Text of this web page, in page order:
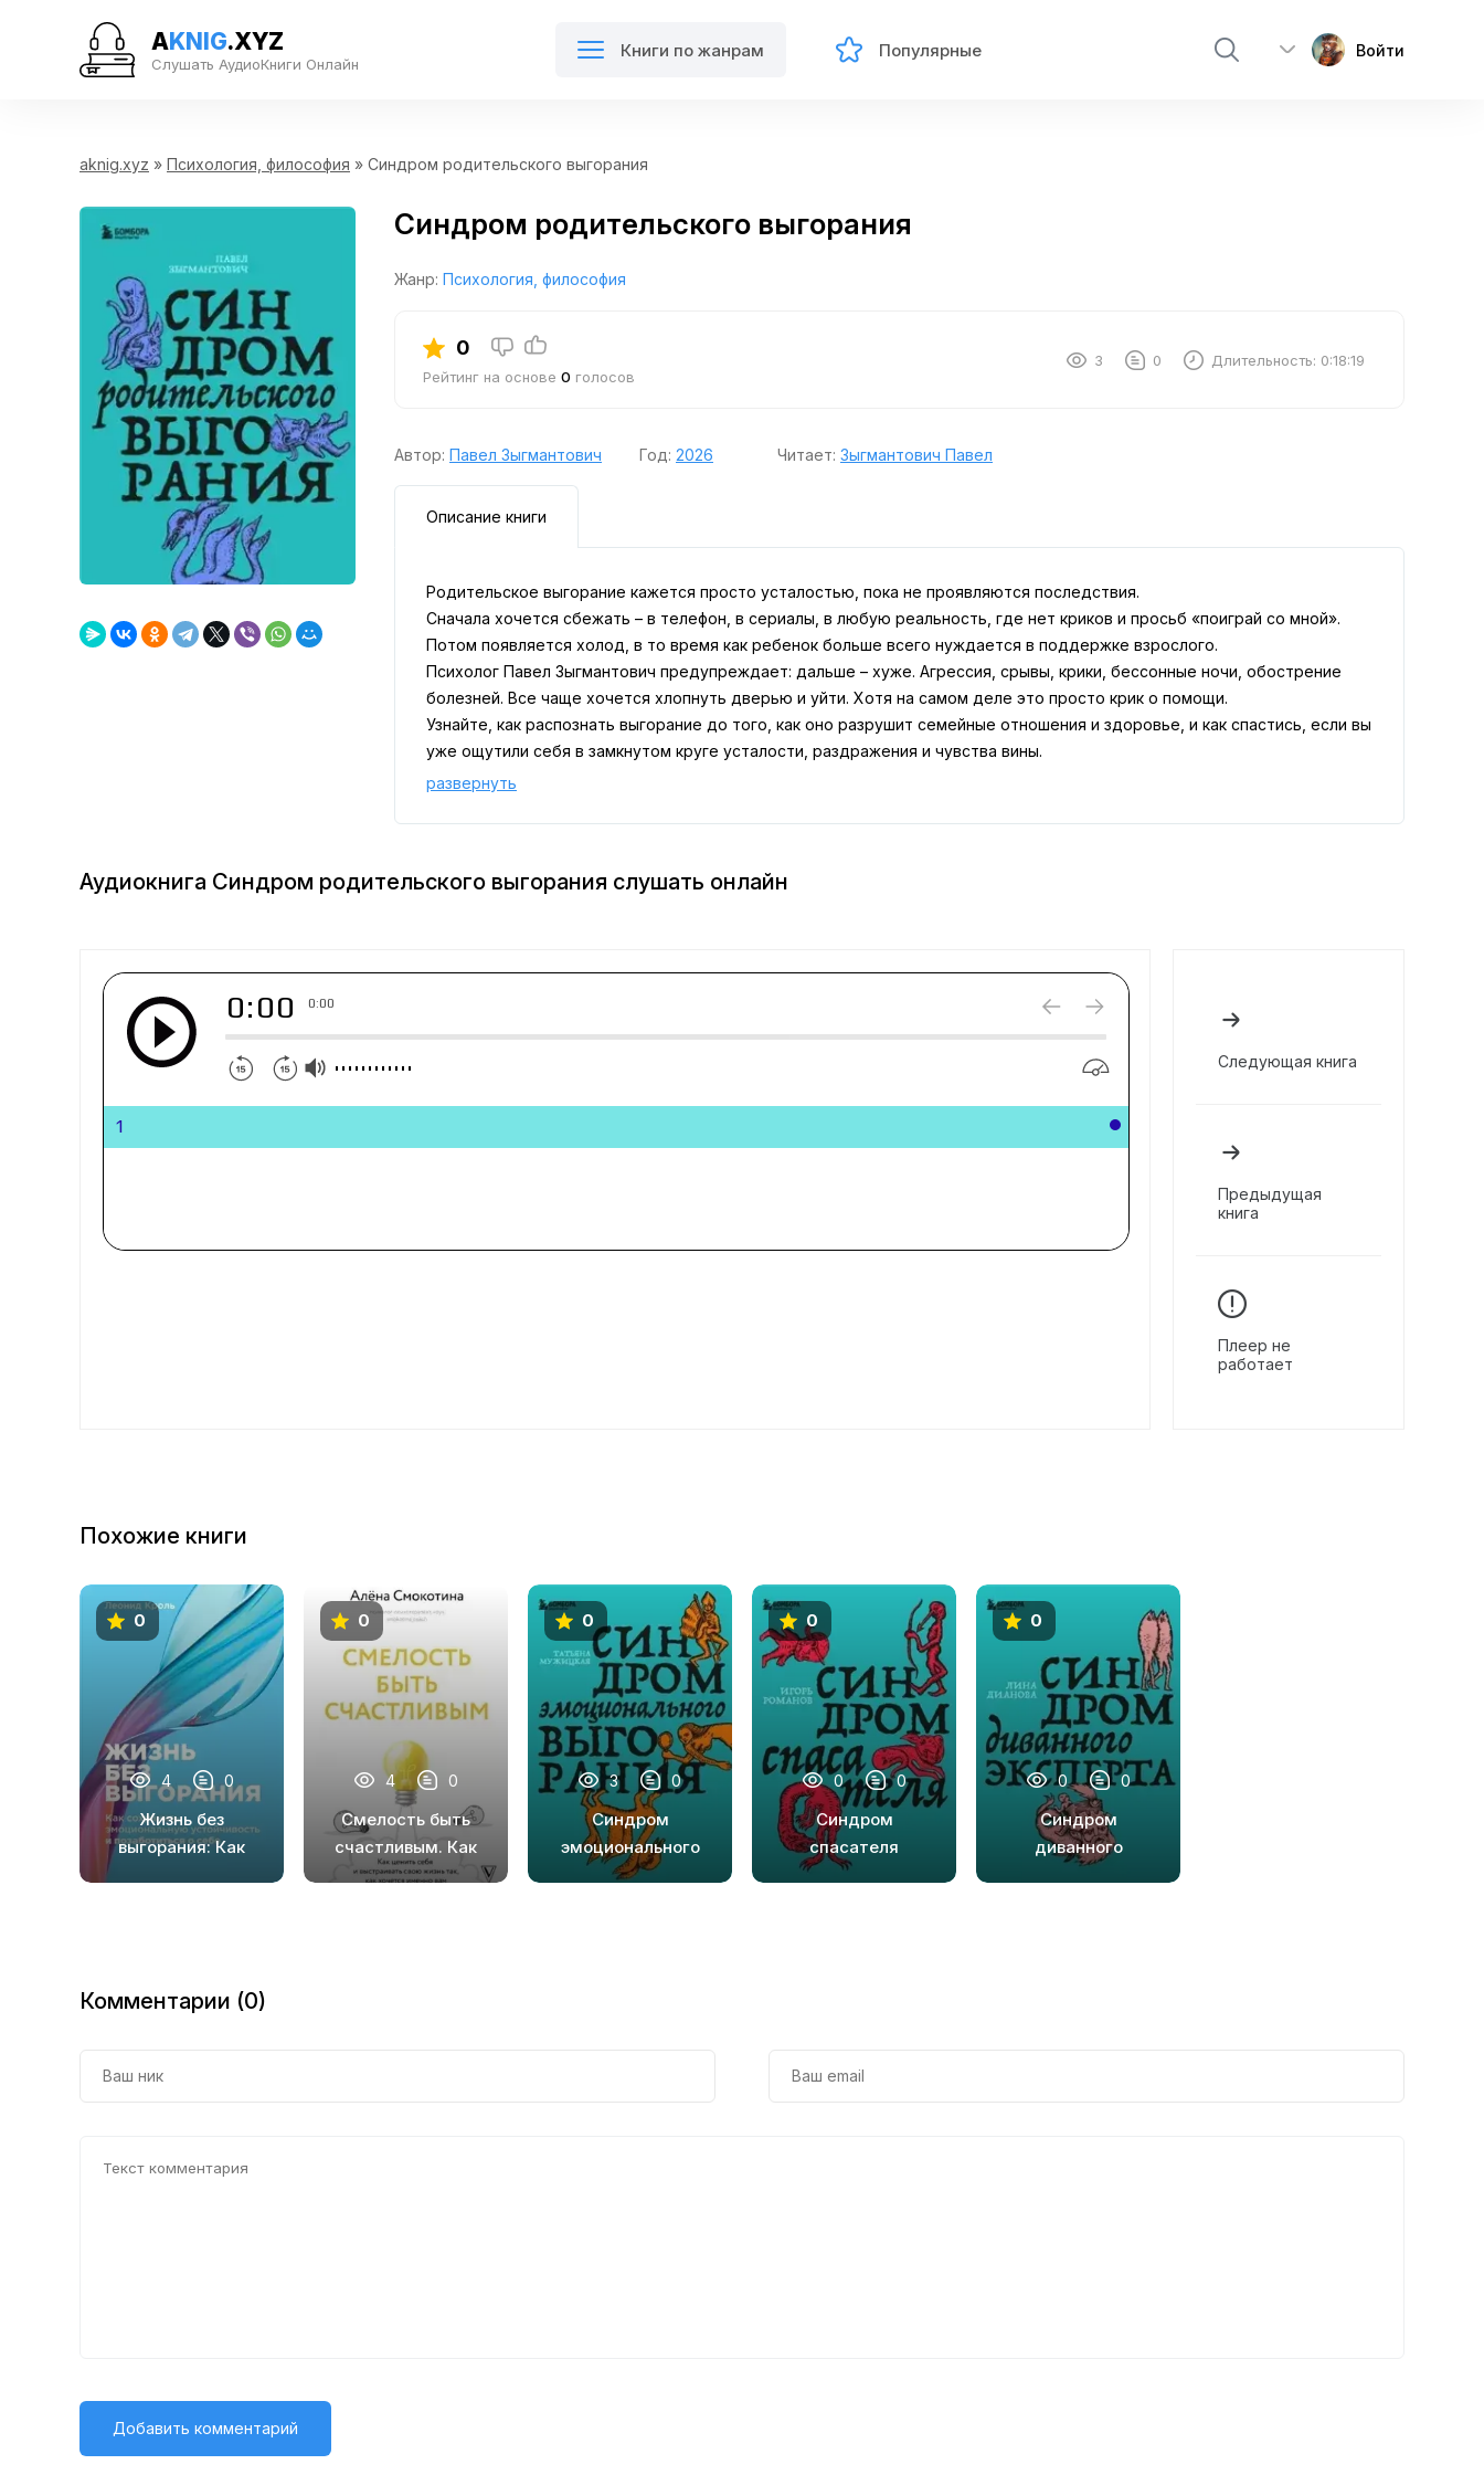
AKNIG.XYZ
Слушать АудиоКниги Онлайн
Книги по жанрам Популярные Войти
aknig.xyz » Психология, философия » Синдром родительского выгорания
Синдром родительского выгорания
Жанр: Психология, философия
0
Рейтинг на основе 0 голосов
3 0 Длительность: 0:18:19
Автор: Павел Зыгмантович Год: 2026 Читает: Зыгмантович Павел
Описание книги
Родительское выгорание кажется просто усталостью, пока не проявляются последствия.
Сначала хочется сбежать – в телефон, в сериалы, в любую реальность, где нет криков и просьб «поиграй со мной».
Потом появляется холод, в то время как ребенок больше всего нуждается в поддержке взрослого.
Психолог Павел Зыгмантович предупреждает: дальше – хуже. Агрессия, срывы, крики, бессонные ночи, обострение
болезней. Все чаще хочется хлопнуть дверью и уйти. Хотя на самом деле это просто крик о помощи.
Узнайте, как распознать выгорание до того, как оно разрушит семейные отношения и здоровье, и как спастись, если вы
уже ощутили себя в замкнутом круге усталости, раздражения и чувства вины.
«Синдром родительского выгорания» входит в сборник «Зоопарк в твоей голове 2.0. Еще 25 психологических
Все "спасибо" и прочие слова благодарности уходят в адрес пользователя, предоставившего материал для релиза
развернуть
Аудиокнига Синдром родительского выгорания слушать онлайн
0:00 0:00
1
Следующая книга
Предыдущая
книга
Плеер не
работает
Похожие книги
0
4 0
Жизнь без
выгорания: Как
0
4 0
Смелость быть
счастливым. Как
ценить себя и
0
3 0
Синдром
эмоционального
выгорания
0
0 0
Синдром
спасателя
0
0 0
Синдром
диванного
Комментарии (0)